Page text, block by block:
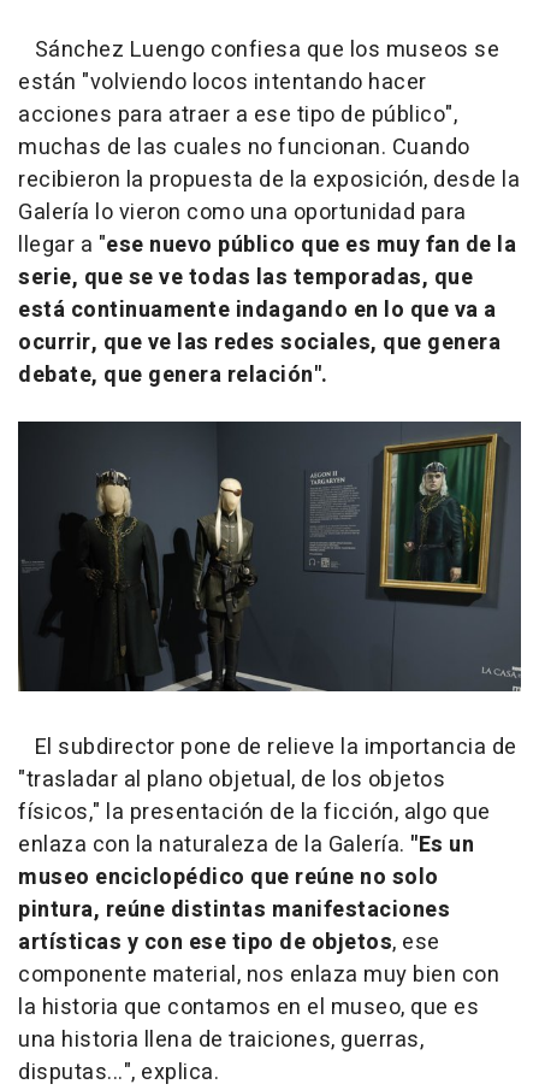
Sánchez Luengo confiesa que los museos se
están "volviendo locos intentando hacer
acciones para atraer a ese tipo de público",
muchas de las cuales no funcionan. Cuando
recibieron la propuesta de la exposición, desde la
Galería lo vieron como una oportunidad para
llegar a "ese nuevo público que es muy fan de la
serie, que se ve todas las temporadas, que
está continuamente indagando en lo que va a
ocurrir, que ve las redes sociales, que genera
debate, que genera relación".
El subdirector pone de relieve la importancia de
"trasladar al plano objetual, de los objetos
físicos," la presentación de la ficción, algo que
enlaza con la naturaleza de la Galería. "Es un
museo enciclopédico que reúne no solo
pintura, reúne distintas manifestaciones
artísticas y con ese tipo de objetos, ese
componente material, nos enlaza muy bien con
la historia que contamos en el museo, que es
una historia llena de traiciones, guerras,
disputas...", explica.